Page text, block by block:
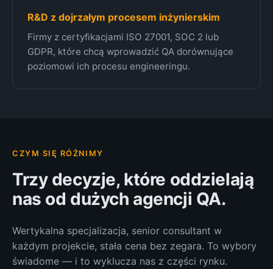
R&D z dojrzałym procesem inżynierskim
Firmy z certyfikacjami ISO 27001, SOC 2 lub
GDPR, które chcą wprowadzić QA dorównujące
poziomowi ich procesu engineeringu.
CZYM SIĘ RÓŻNIMY
Trzy decyzje, które oddzielają
nas od dużych agencji QA.
Wertykalna specjalizacja, senior consultant w
każdym projekcie, stała cena bez zegara. To wybory
świadome — i to wyklucza nas z części rynku.